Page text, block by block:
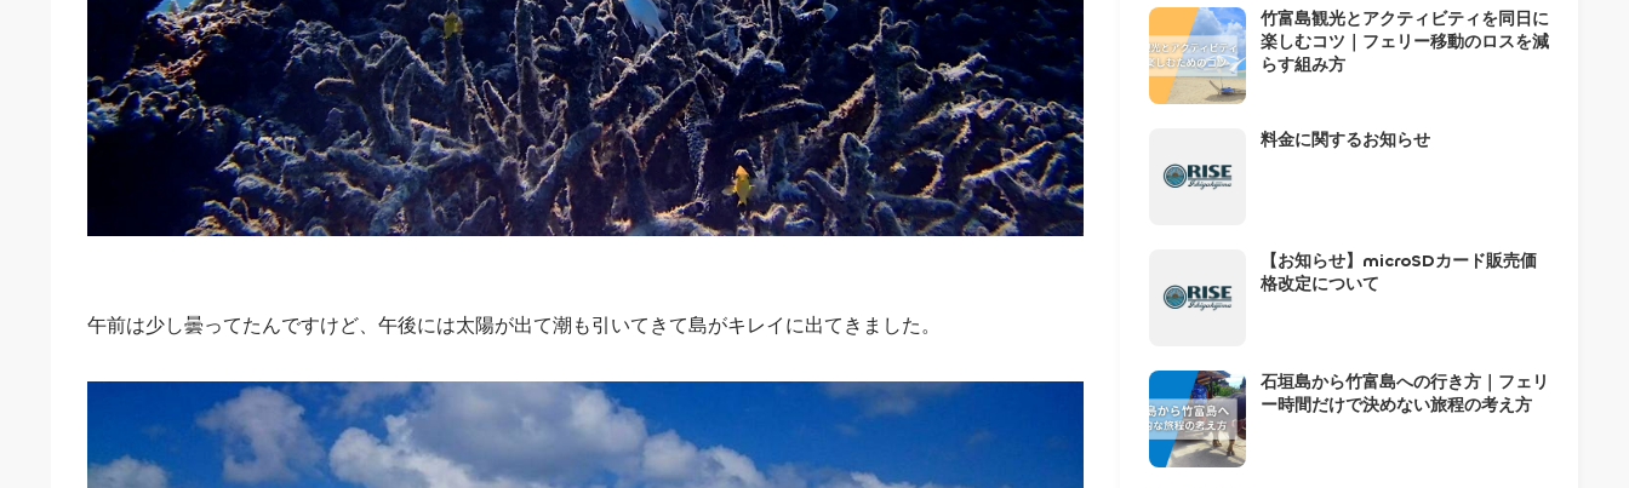
午前は少し曇ってたんですけど、午後には太陽が出て潮も引いてきて島がキレイに出てきました。
竹富島観光とアクティビティを同日に
楽しむコツ｜フェリー移動のロスを減
らす組み方
料金に関するお知らせ
【お知らせ】microSDカード販売価
格改定について
石垣島から竹富島への行き方｜フェリ
ー時間だけで決めない旅程の考え方